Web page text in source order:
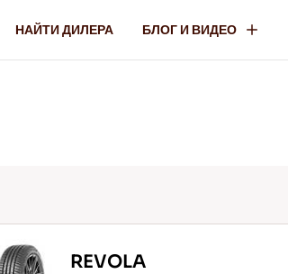
НАЙТИ ДИЛЕРА БЛОГ И ВИДЕО
REVOLA